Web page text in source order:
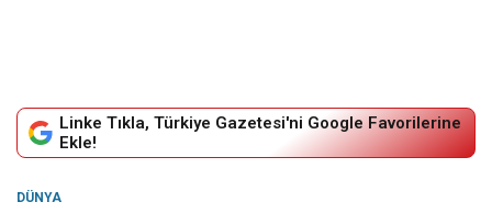
Linke Tıkla, Türkiye Gazetesi'ni Google Favorilerine
Ekle!
DÜNYA